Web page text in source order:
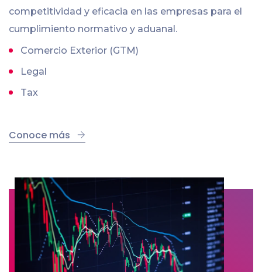
competitividad y eficacia en las empresas para el
cumplimiento normativo y aduanal.
Comercio Exterior (GTM)
Legal
Tax
Conoce más